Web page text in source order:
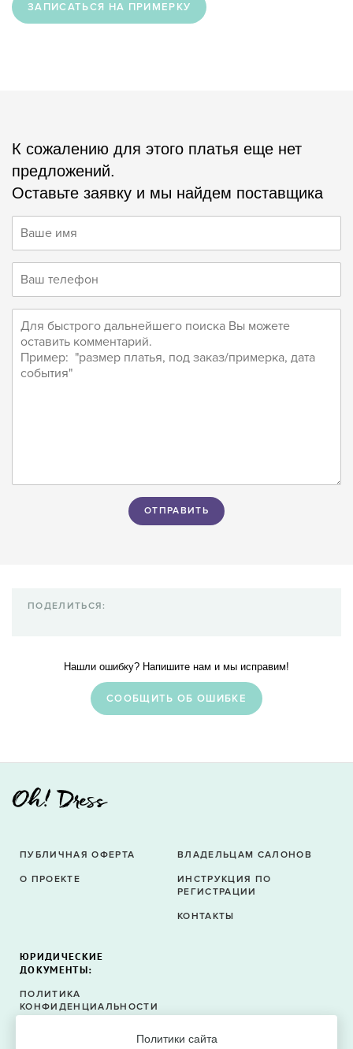
ЗАПИСАТЬСЯ НА ПРИМЕРКУ
К сожалению для этого платья еще нет
предложений.
Оставьте заявку и мы найдем поставщика
Нашли ошибку? Напишите нам и мы исправим!
CООБЩИТЬ ОБ ОШИБКЕ
ПОДЕЛИТЬСЯ:
Политики сайта
ПУБЛИЧНАЯ ОФЕРТА
О ПРОЕКТЕ
ВЛАДЕЛЬЦАМ САЛОНОВ
ИНСТРУКЦИЯ ПО
РЕГИСТРАЦИИ
КОНТАКТЫ
ЮРИДИЧЕСКИЕ
ДОКУМЕНТЫ:
ПОЛИТИКА
КОНФИДЕНЦИАЛЬНОСТИ